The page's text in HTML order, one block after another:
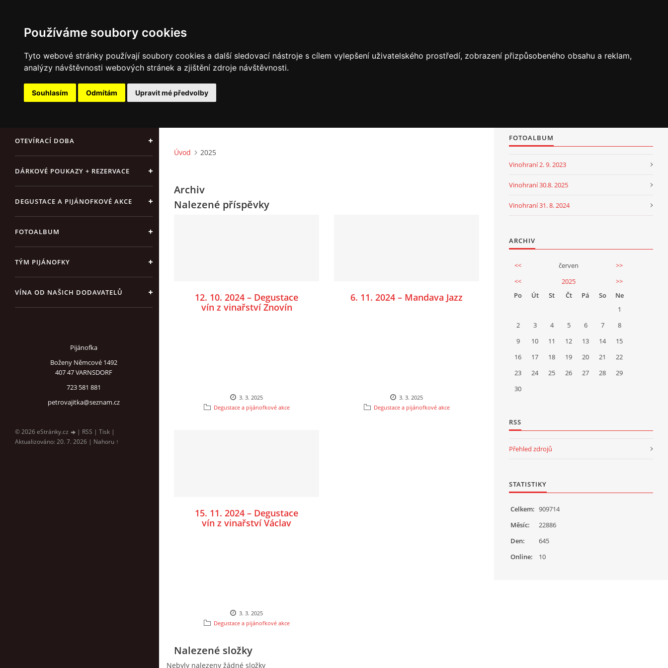
Používáme soubory cookies
Tyto webové stránky používají soubory cookies a další sledovací nástroje s cílem vylepšení uživatelského prostředí, zobrazení přizpůsobeného obsahu a reklam,
analýzy návštěvnosti webových stránek a zjištění zdroje návštěvnosti.
Souhlasím Odmítám Upravit mé předvolby
OTEVÍRACÍ DOBA
DÁRKOVÉ POUKAZY + REZERVACE
DEGUSTACE A PIJÁNOFKOVÉ AKCE
FOTOALBUM
TÝM PIJÁNOFKY
VÍNA OD NAŠICH DODAVATELŮ
Pijánofka
Boženy Němcové 1492
407 47 VARNSDORF
723 581 881
petrovajitka@seznam.cz
© 2026 eStránky.cz | RSS | Tisk |
Aktualizováno: 20. 7. 2026 | Nahoru ↑
Úvod 2025
Archiv
Nalezené příspěvky
12. 10. 2024 – Degustace
vín z vinařství Znovín
3. 3. 2025
Degustace a pijánofkové akce
6. 11. 2024 – Mandava Jazz
3. 3. 2025
Degustace a pijánofkové akce
15. 11. 2024 – Degustace
vín z vinařství Václav
3. 3. 2025
Degustace a pijánofkové akce
Nalezené složky
Nebyly nalezeny žádné složky
FOTOALBUM
Vinohraní 2. 9. 2023
Vinohraní 30.8. 2025
Vinohraní 31. 8. 2024
ARCHIV
<< červen
>>
<<
2025
>>
Po
Út St Čt Pá So
Ne
1
2
3 4 5 6 7
8
9
10 11 12 13 14
15
16
17 18 19 20 21
22
23
24 25 26 27 28
29
30
RSS
Přehled zdrojů
STATISTIKY
Online: 10
Celkem: 909714
Měsíc:
22886
Den:
645